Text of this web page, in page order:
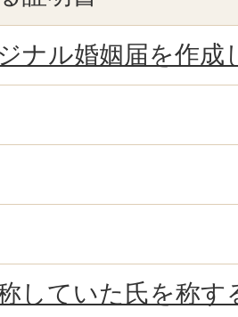
ナル婚姻届を作成
していた氏を称す